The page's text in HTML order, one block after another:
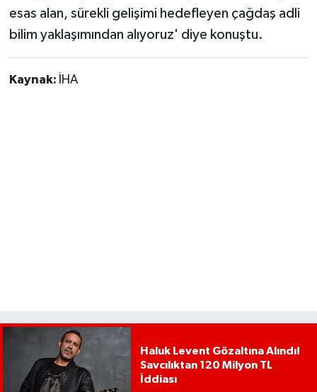
esas alan, sürekli gelişimi hedefleyen çağdaş adli
bilim yaklaşımından alıyoruz' diye konuştu.
Kaynak: İHA
Haluk Levent Gözaltına Alındı!
Savcılıktan 120 Milyon TL
İddiası